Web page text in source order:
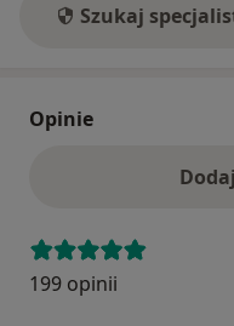
Szukaj
Opinie
199 opinii